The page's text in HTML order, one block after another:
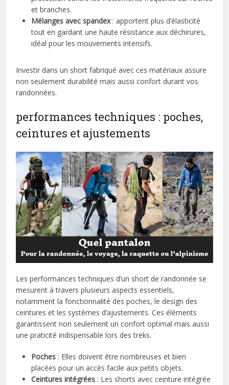
et branches.
Mélanges avec spandex: apportent plus d’élasticité
tout en gardant une haute résistance aux déchirures,
idéal pour les mouvements intensifs.
Investir dans un short fabriqué avec ces matériaux assure
non seulement durabilité mais aussi confort durant vos
randonnées.
performances techniques : poches,
ceintures et ajustements
Les performances techniques d’un short de randonnée se
mesurent à travers plusieurs aspects essentiels,
notamment la fonctionnalité des poches, le design des
ceintures et les systèmes d’ajustements. Ces éléments
garantissent non seulement un confort optimal mais aussi
une praticité indispensable lors des treks.
Poches : Elles doivent être nombreuses et bien
placées pour un accès facile aux petits objets.
Ceintures intégrées : Les shorts avec ceinture intégrée